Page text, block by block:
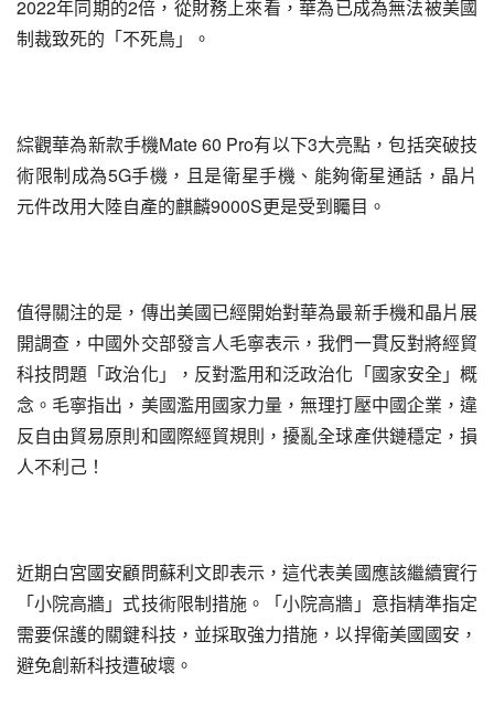
2022年同期的2倍，從財務上來看，華為已成為無法被美國
制裁致死的「不死鳥」。
綜觀華為新款手機Mate 60 Pro有以下3大亮點，包括突破技
術限制成為5G手機，且是衛星手機、能夠衛星通話，晶片
元件改用大陸自產的麒麟9000S更是受到矚目。
值得關注的是，傳出美國已經開始對華為最新手機和晶片展
開調查，中國外交部發言人毛寧表示，我們一貫反對將經貿
科技問題「政治化」，反對濫用和泛政治化「國家安全」概
念。毛寧指出，美國濫用國家力量，無理打壓中國企業，違
反自由貿易原則和國際經貿規則，擾亂全球產供鏈穩定，損
人不利己！
近期白宮國安顧問蘇利文即表示，這代表美國應該繼續實行
「小院高牆」式技術限制措施。「小院高牆」意指精準指定
需要保護的關鍵科技，並採取強力措施，以捍衛美國國安，
避免創新科技遭破壞。